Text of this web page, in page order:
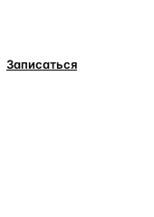
Записаться